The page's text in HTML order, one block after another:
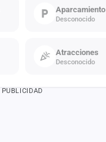
Aparcamiento
Desconocido
Atracciones
Desconocido
PUBLICIDAD